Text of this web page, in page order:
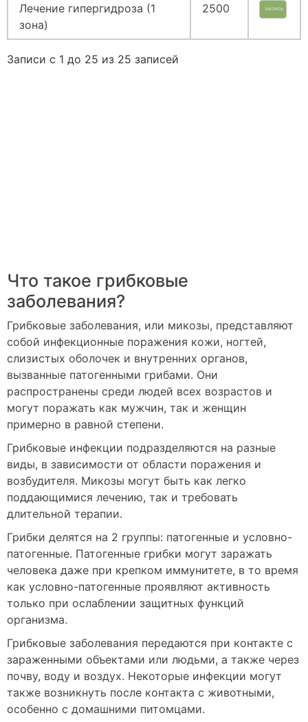
Лечение гипергидроза (1
зона)
2500 запись
Записи с 1 до 25 из 25 записей
Что такое грибковые
заболевания?
Грибковые заболевания, или микозы, представляют
собой инфекционные поражения кожи, ногтей,
слизистых оболочек и внутренних органов,
вызванные патогенными грибами. Они
распространены среди людей всех возрастов и
могут поражать как мужчин, так и женщин
примерно в равной степени.
Грибковые инфекции подразделяются на разные
виды, в зависимости от области поражения и
возбудителя. Микозы могут быть как легко
поддающимися лечению, так и требовать
длительной терапии.
Грибки делятся на 2 группы: патогенные и условно-
патогенные. Патогенные грибки могут заражать
человека даже при крепком иммунитете, в то время
как условно-патогенные проявляют активность
только при ослаблении защитных функций
организма.
Грибковые заболевания передаются при контакте с
зараженными объектами или людьми, а также через
почву, воду и воздух. Некоторые инфекции могут
также возникнуть после контакта с животными,
особенно с домашними питомцами.